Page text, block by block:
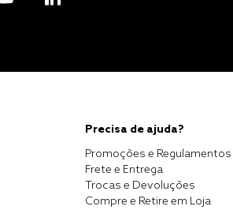
Precisa de ajuda?
Promoções e Regulamentos
Frete e Entrega
Trocas e Devoluções
Compre e Retire em Loja